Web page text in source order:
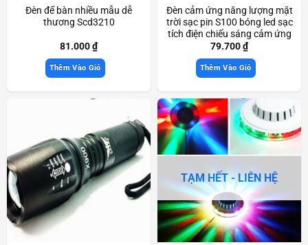
Đèn để bàn nhiều mẫu dễ
thương Scd3210
81.000₫
Thêm Vào Giỏ
Đèn cảm ứng năng lượng mặt
trời sạc pin S100 bóng led sạc
tích điện chiếu sáng cảm ứng
thông minh Scd3530
79.700₫
Thêm Vào Giỏ
TẠM HẾT - LIÊN HỆ